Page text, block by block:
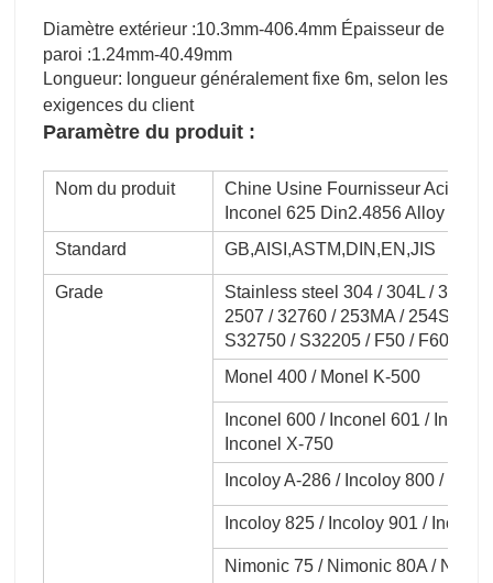
Diamètre extérieur :10.3mm-406.4mm Épaisseur de
paroi :1.24mm-40.49mm
Longueur: longueur généralement fixe 6m, selon les
exigences du client
Paramètre du produit :
Nom du produit
Chine Usine Fournisseur Acier
Inconel 625 Din2.4856 Alloy 625
Standard
GB,AISI,ASTM,DIN,EN,JIS
Grade
Stainless steel 304 / 304L / 310S
2507 / 32760 / 253MA / 254SMo /
S32750 / S32205 / F50 / F60 /
Monel 400 / Monel K-500
Inconel 600 / Inconel 601 /
Inconel X-750
Incoloy A-286 / Incoloy 800 /
Incoloy 825 / Incoloy 901 /
Nimonic 75 / Nimonic 80A /